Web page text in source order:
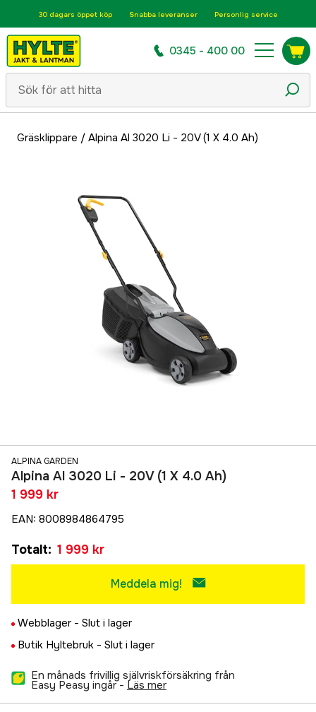
30 dagars öppet köp Snabba leveranser Personlig service
0345 - 400 00
Gräsklippare / Alpina Al 3020 Li - 20V (1 X 4.0 Ah)
ALPINA GARDEN
Alpina Al 3020 Li - 20V (1 X 4.0 Ah)
1 999 kr
EAN: 8008984864795
Totalt: 1 999 kr
Meddela mig!
Webblager - Slut i lager
Butik Hyltebruk - Slut i lager
En månads frivillig självriskförsäkring från
Easy Peasy ingår - läs mer